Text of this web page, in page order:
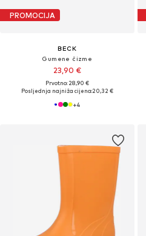
PROMOCIJA
BECK
Gumene čizme
23,90 €
Prvotno: 28,90 €
Posljednja najniža cijena:20,32 €
+4